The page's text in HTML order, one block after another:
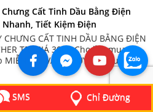
Cất Tinh Dầu Bằng Điện
Nhanh, Tiết Kiệm Điện
CHƯNG CẤT TINH DẦU BẰNG ĐIỆN
TRỊ GIÁ 300K Cho lần mua
PHÍ VẬN CHUYỂN Khu vực
HCM, BÌNH DƯƠNG, ĐỒNG NAI,
HÀNH DÀI HẠN 12 tháng với sản
Inox ĐỘI NGŨ NHÂN VIÊN HỖ
đáp mọi thắc mắc
Nồi Điện Nấu Có Cánh Khuấy
SMS Chỉ Đường